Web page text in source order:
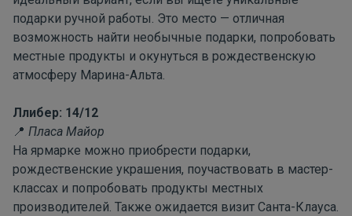
подарки ручной работы. Это место — отличная
возможность найти необычные подарки, попробовать
местные продукты и окунуться в рождественскую
атмосферу Марина-Альта.
Ллибер: 14/12
📍 Пласа Майор
На ярмарке можно приобрести подарки,
рождественские украшения, поучаствовать в мастер-
классах и попробовать продукты местных
производителей. Также ожидается визит Санта-Клауса.